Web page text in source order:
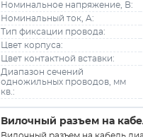
Номинальное напряжение, В:
Номинальный ток, A:
Тип фиксации провода:
Цвет корпуса:
Цвет контактной вставки:
Диапазон сечений
одножильных проводов, мм
кв.:
Вилочный разъем на